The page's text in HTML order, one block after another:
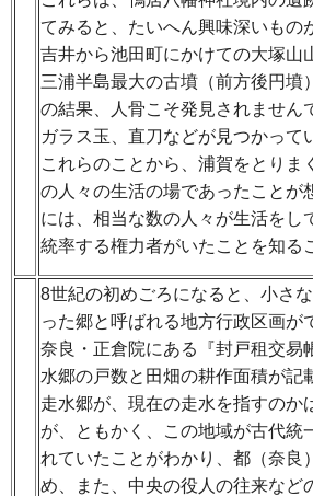
てみると、たいへん興味深いもの
吉井から池田町にかけての大塚山
三浦半島最大の古墳（前方後円墳
の結果、人骨こそ発見されません
ガラス玉、直刀などが見つかって
これらのことから、浦賀をとりま
の人々の生活の場であったことが
には、相当な数の人々が生活をし
統率する権力者がいたことを知る
8世紀の初めごろになると、小さ
った郷と呼ばれる地方行政区画が
奈良・正倉院にある『封戸租交易
水郷の戸数と田畑の耕作面積が記
走水郷が、現在の走水を指すのか
が、ともかく、この地域が古代統
れていたことがわかり、都（奈良
め、また、中央の役人の往来など